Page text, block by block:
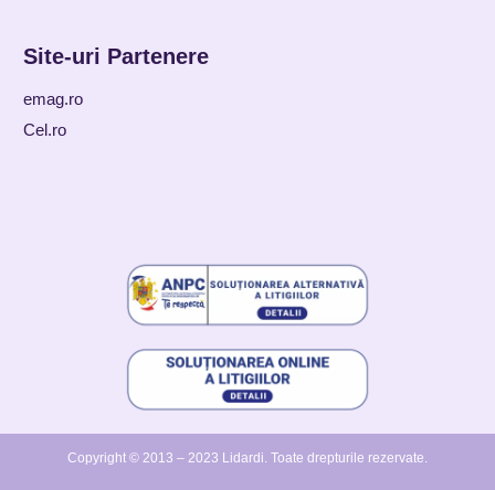
Site-uri Partenere
emag.ro
Cel.ro
Copyright © 2013 – 2023 Lidardi. Toate drepturile rezervate.